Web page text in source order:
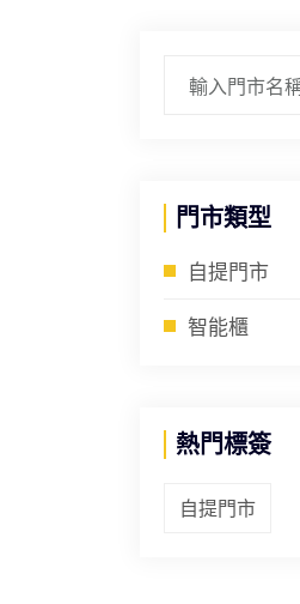
門市類型
自提門市
智能櫃
熱門標簽
自提門市